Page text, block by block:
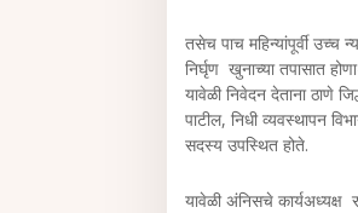
तसेच पाच महिन्यांपूर्वी उच्च
निर्घृण खुनाच्या तपासात
यावेळी निवेदन देताना ठाणे
पाटील, निधी व्यवस्थापन
सदस्य उपस्थित होते.
यावेळी अंनिसचे कार्यअध्यक्ष